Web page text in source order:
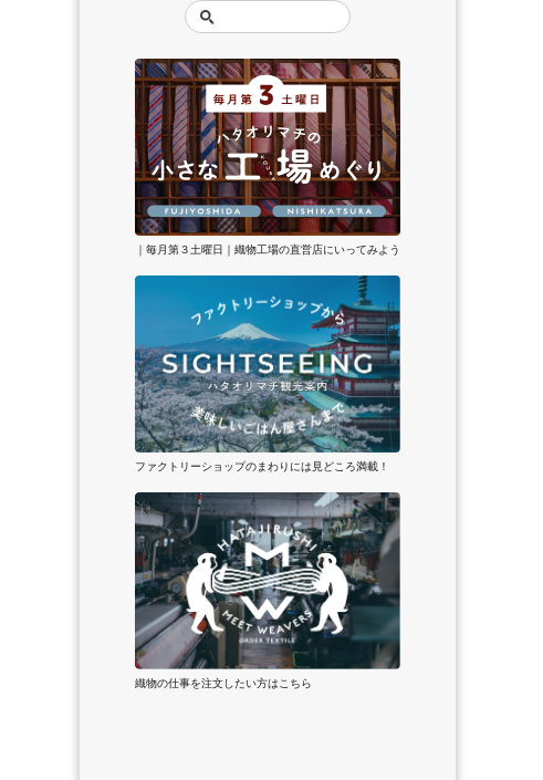
｜毎月第３土曜日｜織物工場の直営店にいってみよう
ファクトリーショップのまわりには見どころ満載！
織物の仕事を注文したい方はこちら